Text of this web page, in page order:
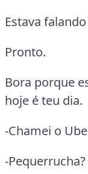
Estava
Pronto.
Bora porque
hoje é teu dia.
-Chamei o
-